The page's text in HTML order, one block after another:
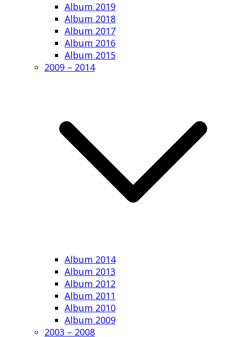
Album 2019
Album 2018
Album 2017
Album 2016
Album 2015
2009 – 2014
Album 2014
Album 2013
Album 2012
Album 2011
Album 2010
Album 2009
2003 – 2008